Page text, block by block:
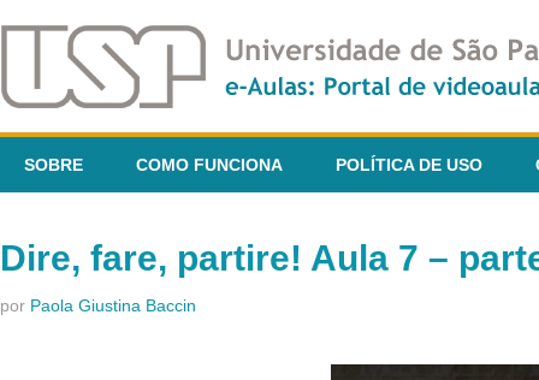
SOBRE COMO FUNCIONA POLÍTICA DE USO
Dire, fare, partire! Aula 7 –
por Paola Giustina Baccin